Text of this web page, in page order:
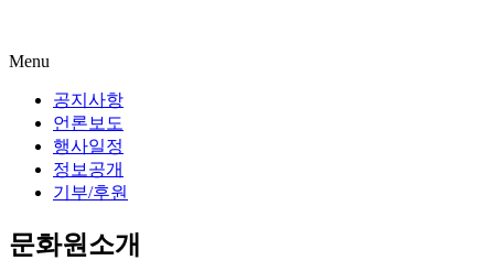
Menu
공지사항
언론보도
행사일정
정보공개
기부/후원
문화원소개